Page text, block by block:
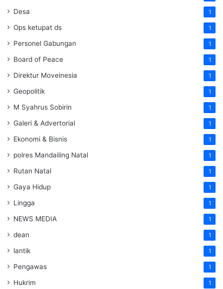
Desa 1
Ops ketupat ds 1
Personel Gabungan 1
Board of Peace 1
Direktur Moveinesia 1
Geopolitik 1
M Syahrus Sobirin 1
Galeri & Advertorial 1
Ekonomi & Bisnis 1
polres Mandailing Natal 1
Rutan Natal 1
Gaya Hidup 1
Lingga 1
NEWS MEDIA 1
dean 1
lantik 1
Pengawas 1
Hukrim 1